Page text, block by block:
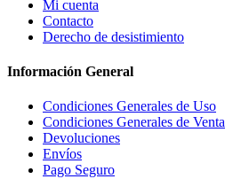
Mi cuenta
Contacto
Derecho de desistimiento
Información General
Condiciones Generales de Uso
Condiciones Generales de Venta
Devoluciones
Envíos
Pago Seguro